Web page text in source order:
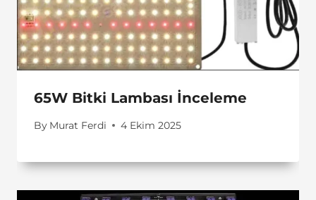
65W Bitki Lambası İnceleme
By Murat Ferdi 4 Ekim 2025